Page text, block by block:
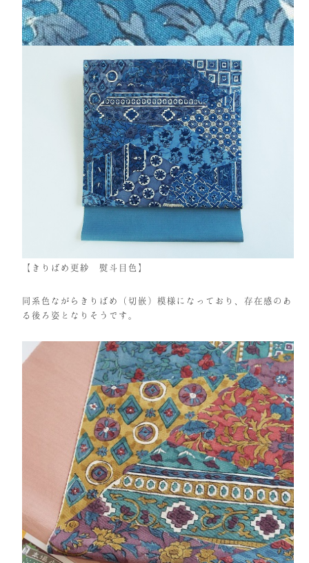
【きりばめ更紗 熨斗目色】
同系色ながらきりばめ（切嵌）模様になっており、存在感のあ
る後ろ姿となりそうです。